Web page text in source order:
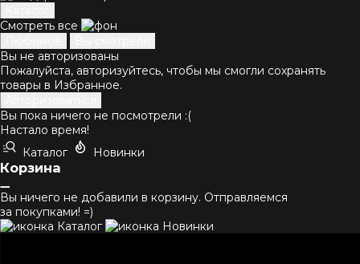
Смотреть все
Вы не авторизованы
Пожалуйста, авторизуйтесь, чтобы мы смогли сохранять
товары в Избранное.
Вы пока ничего не посмотрели :(
Настало время!
Каталог
Новинки
Корзина
Вы ничего не добавили в корзину. Отправляемся
за покупками! =)
Каталог
Новинки